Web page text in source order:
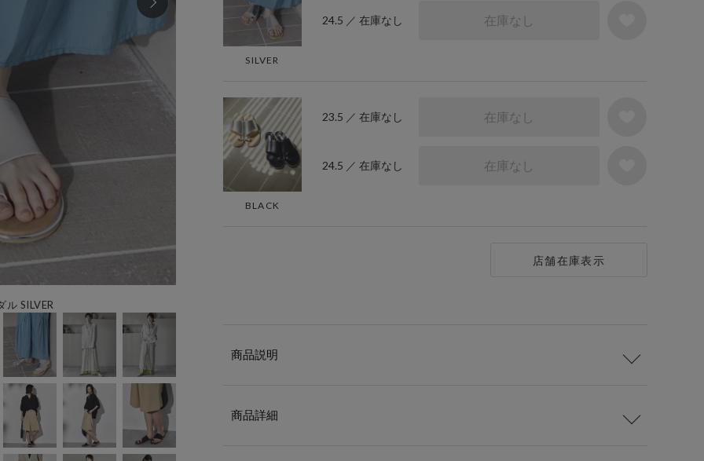
SILVER
SILVER
24.5 ／ 在庫なし 在庫なし
BLACK
23.5 ／ 在庫なし 在庫なし
24.5 ／ 在庫なし 在庫なし
店舗在庫表示
商品説明
商品詳細